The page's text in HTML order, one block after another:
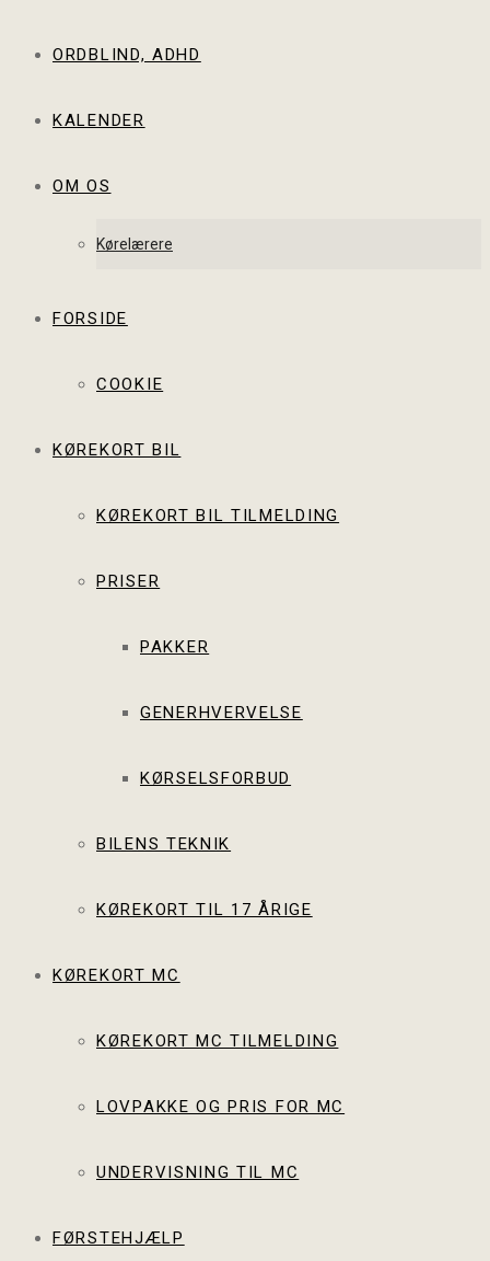
ORDBLIND, ADHD
KALENDER
OM OS
Kørelærere
FORSIDE
COOKIE
KØREKORT BIL
KØREKORT BIL TILMELDING
PRISER
PAKKER
GENERHVERVELSE
KØRSELSFORBUD
BILENS TEKNIK
KØREKORT TIL 17 ÅRIGE
KØREKORT MC
KØREKORT MC TILMELDING
LOVPAKKE OG PRIS FOR MC
UNDERVISNING TIL MC
FØRSTEHJÆLP